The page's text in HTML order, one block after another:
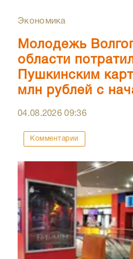
Экономика
Молодежь
области
Пушкинским
млн рублей с
04.08.202609:36
Комментарии